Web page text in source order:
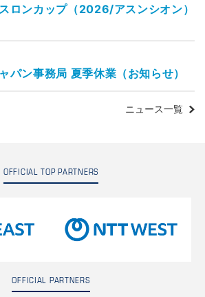
ロンカップ（2026/アスンシオン）
パン事務局 夏季休業（お知らせ）
ニュース一覧
OFFICIAL TOP PARTNERS
OFFICIAL PARTNERS